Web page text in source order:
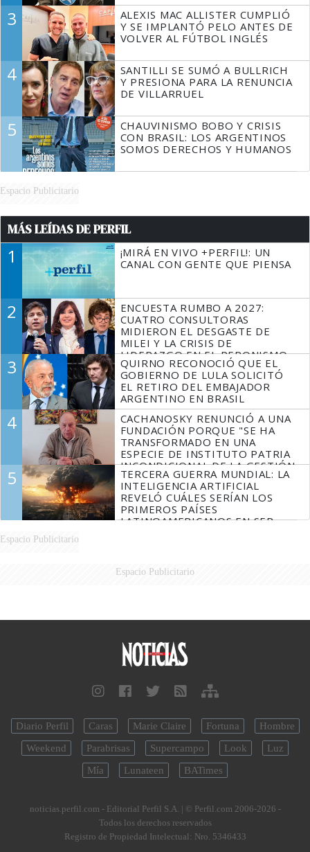
3
ALEXIS MAC ALLISTER CUMPLIÓ
Y SE IMPLANTÓ PELO ANTES DE
VOLVER AL FÚTBOL INGLÉS
4
SANTILLI SE SUMÓ A BULLRICH
Y PRESIONA PARA LA RENUNCIA
DE VILLARRUEL
5
CHAUVINISMO BOBO Y CRISIS
CON BRASIL: LOS ARGENTINOS
SOMOS DERECHOS Y HUMANOS
Espacio Publicitario
MÁS LEÍDAS DE PERFIL
1
¡MIRÁ EN VIVO +PERFIL!: UN
CANAL CON GENTE QUE PIENSA
2
ENCUESTA RUMBO A 2027:
CUATRO CONSULTORAS
MIDIERON EL DESGASTE DE
MILEI Y LA CRISIS DE
LIDERAZGO EN EL PERONISMO
3
QUIRNO RECONOCIÓ QUE EL
GOBIERNO DE LULA SOLICITÓ
EL RETIRO DEL EMBAJADOR
ARGENTINO EN BRASIL
4
CACHANOSKY RENUNCIÓ A UNA
FUNDACIÓN PORQUE "SE HA
TRANSFORMADO EN UNA
ESPECIE DE INSTITUTO PATRIA
INCONDICIONAL DE LA GESTIÓN
DE MILEI"
5
TERCERA GUERRA MUNDIAL: LA
INTELIGENCIA ARTIFICIAL
REVELÓ CUÁLES SERÍAN LOS
PRIMEROS PAÍSES
LATINOAMERICANOS EN SER
Espacio Publicitario
Espacio Publicitario
Diario Perfil Caras Marie Claire Fortuna
Hombre
Weekend
Parabrisas Supercampo Look
Luz
Mía
Lunateen BATimes
noticias.perfil.com - Editorial Perfil S.A. | © Perfil.com 2006-2026 -
Todos los derechos reservados
Registro de Propiedad Intelectual: Nro. 5346433